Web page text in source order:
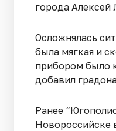
города Алексей
Осложнялась
была мягкая и
прибором было
добавил
Ранее
Новороссийске